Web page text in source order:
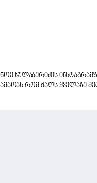
ნოე სულაბერიძის
ამბობს რომ ქალს ყველაზე